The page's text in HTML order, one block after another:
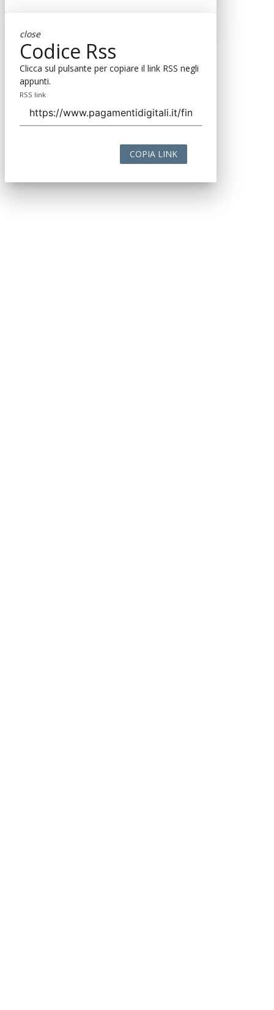
close
Codice Rss
Clicca sul pulsante per copiare il link RSS negli
appunti.
RSS link
COPIA LINK